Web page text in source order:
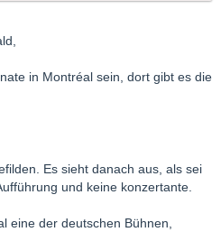
in Montréal sein, dort gibt es die
Es sieht danach aus, als sei
und keine konzertante.
eine der deutschen Bühnen,